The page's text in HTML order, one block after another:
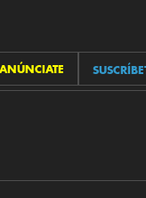
ANÚNCIATE